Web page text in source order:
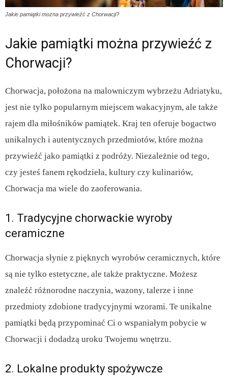
Jakie pamiątki można przywieźć z Chorwacji?
Jakie pamiątki można przywieźć z
Chorwacji?
Chorwacja, położona na malowniczym wybrzeżu Adriatyku,
jest nie tylko popularnym miejscem wakacyjnym, ale także
rajem dla miłośników pamiątek. Kraj ten oferuje bogactwo
unikalnych i autentycznych przedmiotów, które można
przywieźć jako pamiątki z podróży. Niezależnie od tego,
czy jesteś fanem rękodzieła, kultury czy kulinariów,
Chorwacja ma wiele do zaoferowania.
1. Tradycyjne chorwackie wyroby
ceramiczne
Chorwacja słynie z pięknych wyrobów ceramicznych, które
są nie tylko estetyczne, ale także praktyczne. Możesz
znaleźć różnorodne naczynia, wazony, talerze i inne
przedmioty zdobione tradycyjnymi wzorami. Te unikalne
pamiątki będą przypominać Ci o wspaniałym pobycie w
Chorwacji i dodadzą uroku Twojemu wnętrzu.
2. Lokalne produkty spożywcze